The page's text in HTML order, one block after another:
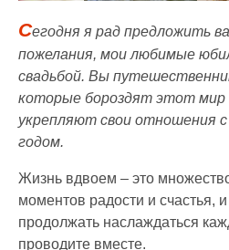
Сегодня я рад предложить
пожелания, мои любимые
свадьбой. Вы
которые бороздят этот мир
укрепляют свои отношения
годом.
Жизнь вдвоем – это
моментов радости и счастья,
продолжать наслаждаться
проводите вместе.